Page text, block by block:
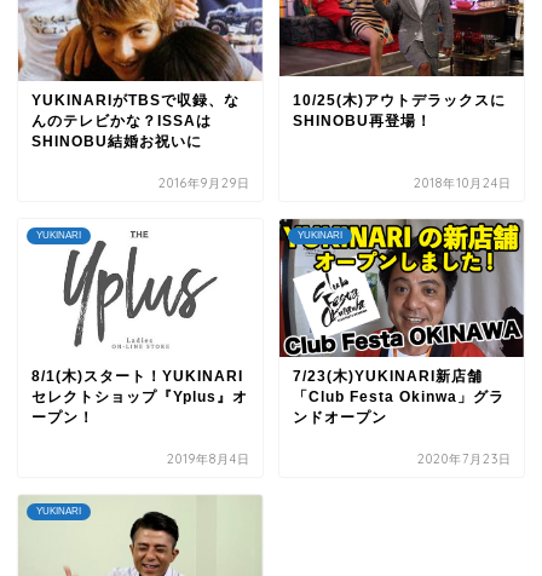
YUKINARIがTBSで収録、な
んのテレビかな？ISSAは
SHINOBU結婚お祝いに
2016年9月29日
10/25(木)アウトデラックスに
SHINOBU再登場！
2018年10月24日
YUKINARI
8/1(木)スタート！YUKINARI
セレクトショップ『Yplus』オ
ープン！
2019年8月4日
YUKINARI
7/23(木)YUKINARI新店舗
「Club Festa Okinwa」グラ
ンドオープン
2020年7月23日
YUKINARI